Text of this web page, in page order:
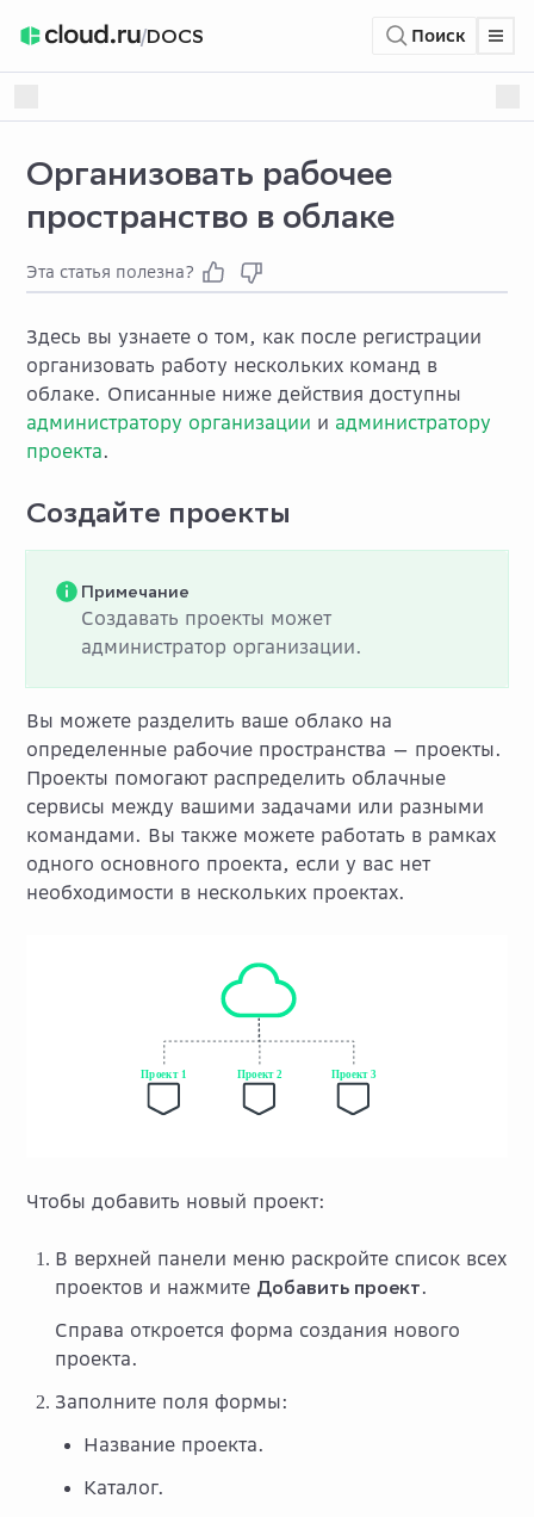
/DOCS Поиск
Организовать рабочее
пространство в облаке
Эта статья полезна?
Здесь вы узнаете о том, как после регистрации
организовать работу нескольких команд в
облаке. Описанные ниже действия доступны
администратору организации и администратору
проекта.
Создайте проекты
Примечание
Создавать проекты может
администратор организации.
Вы можете разделить ваше облако на
определенные рабочие пространства — проекты.
Проекты помогают распределить облачные
сервисы между вашими задачами или разными
командами. Вы также можете работать в рамках
одного основного проекта, если у вас нет
необходимости в нескольких проектах.
Чтобы добавить новый проект:
В верхней панели меню раскройте список всех
проектов и нажмите Добавить проект.
Справа откроется форма создания нового
проекта.
Заполните поля формы:
Название проекта.
Каталог.